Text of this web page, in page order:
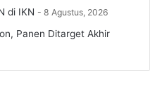
di IKN 8 Agustus, 2026
Panen Ditarget Akhir